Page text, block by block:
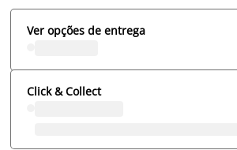
Ver opções de entrega
Click & Collect